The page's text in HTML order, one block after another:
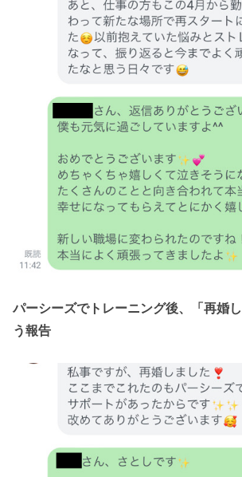
パーシーズでトレーニング後、「再婚
う報告